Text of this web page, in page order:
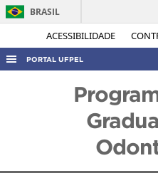
ACESSIBILIDADE
BRASIL
PORTAL UFPEL